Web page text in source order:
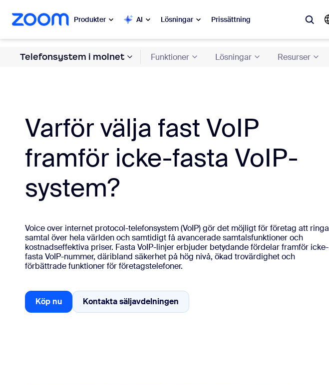
till huvudinnehåll
till hjälpchatt Produkter AI Lösningar Prissättning
Populärt
Zoom CX
Zoom AI
Utvecklare
Populärt
ZoomMate
Phone
Installera på dator
Nedladdningscenter
Kontakta oss
+1 (0)888-799 9666/+1 (0)888-303 1012
Telefonsystem i molnet Funktioner Lösningar Resurser
Varför välja fast VoIP
framför icke-fasta VoIP-
system?
Voice over internet protocol-telefonsystem (VoIP) gör det möjligt för företag att ringa
samtal över hela världen och samtidigt få avancerade samtalsfunktioner och
kostnadseffektiva priser. Fasta VoIP-linjer erbjuder betydande fördelar framför icke-
fasta VoIP-nummer, däribland säkerhet på hög nivå, ökad trovärdighet och
förbättrade funktioner för företagstelefoner.
Köp nu Kontakta säljavdelningen